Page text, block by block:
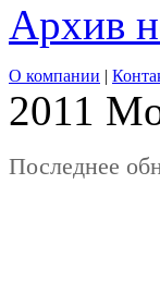
Архив
О компании |
2011
Последнее